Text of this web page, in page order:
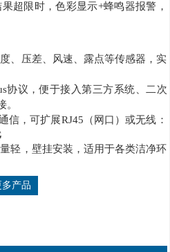
果超限时，色彩显示+蜂鸣器报警 ，
、压差、风速、露点等传感器，实
协议，便于接入第三方系统、二次
信，可扩展RJ45（网口）或无线：
轻，壁挂安装，适用于各类洁净环
多产品